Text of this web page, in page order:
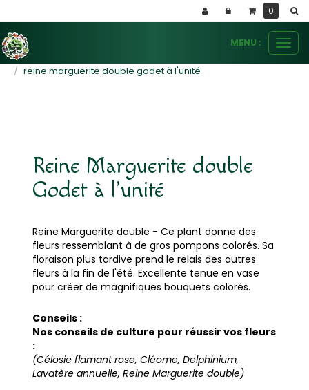
le
MENU :
plants de fleurs
reine marguerite double godet à l'unité
Reine Marguerite double
Godet à l'unité
Reine Marguerite double - Ce plant donne des
fleurs ressemblant à de gros pompons colorés. Sa
floraison plus tardive prend le relais des autres
fleurs à la fin de l'été. Excellente tenue en vase
pour créer de magnifiques bouquets colorés.
Conseils :
Nos conseils de culture pour réussir vos fleurs
:
(Célosie flamant rose, Cléome, Delphinium,
Lavatère annuelle, Reine Marguerite double)
0